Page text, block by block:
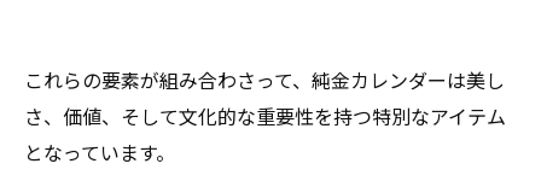
これらの要素が組み合わさって、純金カレンダーは美し
さ、価値、そして文化的な重要性を持つ特別なアイテム
となっています。